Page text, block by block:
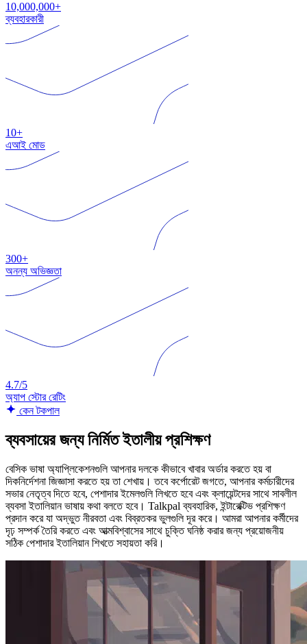
10,000,000+
ব্যবহারকারী
10+
এআই মোড
300+
অনন্য অভিজ্ঞতা
4.7/5
অ্যাপ স্টোর রেটিং
কেন টকপাল
ব্যবসায়ের জন্য নির্মিত ইতালীয় প্রশিক্ষণ
বেসিক ভাষা অ্যাপ্লিকেশনগুলি আপনার দলকে কীভাবে খাবার অর্ডার করতে হয় বা
দিকনির্দেশনা জিজ্ঞাসা করতে হয় তা শেখায়। তবে কর্পোরেট জগতে, আপনার কর্মচারীদের
সভার নেতৃত্ব দিতে হবে, পেশাদার ইমেলগুলি লিখতে হবে এবং ক্লায়েন্টদের সাথে সাবলীল
ব্যবসা ইতালিয়ান ভাষায় কথা বলতে হবে। Talkpal ব্যবহারিক, ইন্টারেক্টিভ প্রশিক্ষণ
প্রদান করে যা অদ্ভুত নীরবতা এবং বিব্রতকর ভুলগুলি দূর করে। আমরা আপনার কর্মীদের
দৃঢ় সম্পর্ক তৈরি করতে এবং আত্মবিশ্বাসের সাথে চুক্তি ঘনিষ্ঠ করার জন্য প্রয়োজনীয়
সঠিক পেশাদার ইতালিয়ান শিখতে সহায়তা করি।